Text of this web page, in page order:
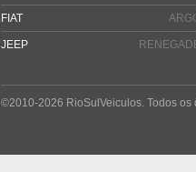
FIAT
JEEP
©2010-2026 RioSulVeiculos. Todos os